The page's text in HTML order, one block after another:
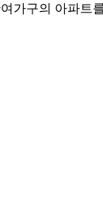
가구의 아파트